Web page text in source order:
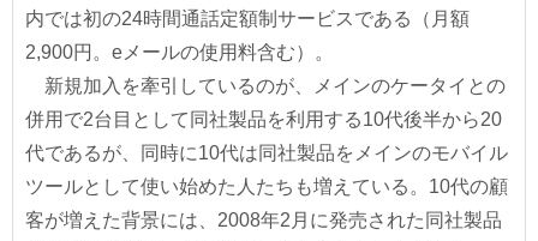
内では初の24時間通話定額制サービスである（月額
2,900円。eメールの使用料含む）。
新規加入を牽引しているのが、メインのケータイとの
併用で2台目として同社製品を利用する10代後半から20
代であるが、同時に10代は同社製品をメインのモバイル
ツールとして使い始めた人たちも増えている。10代の顧
客が増えた背景には、2008年2月に発売された同社製品